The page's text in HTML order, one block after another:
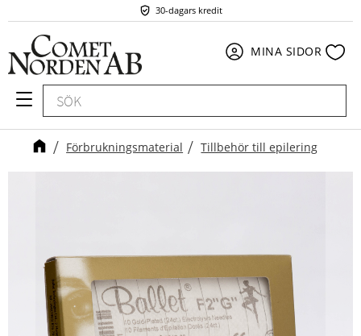
Meny
30-dagars kredit
MINA SIDOR
Förbrukningsmaterial Tillbehör till epilering